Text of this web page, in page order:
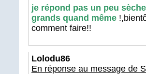
je répond pas un peu
grands quand même
comment faire!!
Lolodu86
En réponse au message de